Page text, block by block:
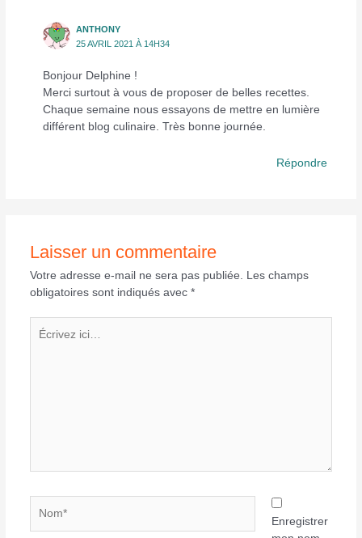
ANTHONY
25 AVRIL 2021 À 14H34
Bonjour Delphine !
Merci surtout à vous de proposer de belles recettes.
Chaque semaine nous essayons de mettre en lumière
différent blog culinaire. Très bonne journée.
Répondre
Laisser un commentaire
Votre adresse e-mail ne sera pas publiée.
Les champs
obligatoires sont indiqués avec *
Écrivez
ici…
Enregistrer